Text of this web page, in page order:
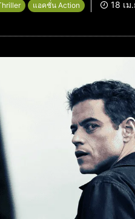
แอคชั่น Action 18 เม